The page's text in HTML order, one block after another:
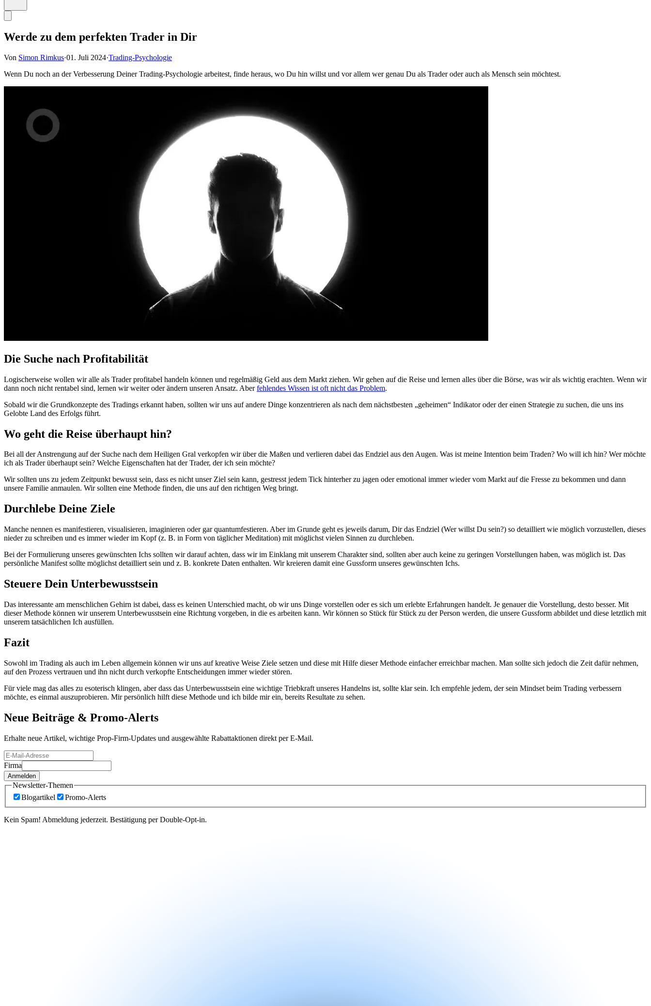
Werde zu dem perfekten Trader in Dir
Von Simon Rimkus·01. Juli 2024·Trading-Psychologie
Wenn Du noch an der Verbesserung Deiner Trading-Psychologie arbeitest, finde heraus, wo Du hin willst und vor allem wer genau Du als Trader oder auch als Mensch sein möchtest.
Die Suche nach Profitabilität
Logischerweise wollen wir alle als Trader profitabel handeln können und regelmäßig Geld aus dem Markt ziehen. Wir gehen auf die Reise und lernen alles über die Börse, was wir als wichtig erachten. Wenn wir
dann noch nicht rentabel sind, lernen wir weiter oder ändern unseren Ansatz. Aberfehlendes Wissen ist oft nicht das Problem.
Sobald wir die Grundkonzepte des Tradings erkannt haben, sollten wir uns auf andere Dinge konzentrieren als nach dem nächstbesten „geheimen“ Indikator oder der einen Strategie zu suchen, die uns ins
Gelobte Land des Erfolgs führt.
Wo geht die Reise überhaupt hin?
Bei all der Anstrengung auf der Suche nach dem Heiligen Gral verkopfen wir über die Maßen und verlieren dabei das Endziel aus den Augen. Was ist meine Intention beim Traden? Wo will ich hin? Wer möchte
ich als Trader überhaupt sein? Welche Eigenschaften hat der Trader, der ich sein möchte?
Wir sollten uns zu jedem Zeitpunkt bewusst sein, dass es nicht unser Ziel sein kann, gestresst jedem Tick hinterher zu jagen oder emotional immer wieder vom Markt auf die Fresse zu bekommen und dann
unsere Familie anmaulen. Wir sollten eine Methode finden, die uns auf den richtigen Weg bringt.
Durchlebe Deine Ziele
Manche nennen es manifestieren, visualisieren, imaginieren oder gar quantumfestieren. Aber im Grunde geht es jeweils darum, Dir das Endziel (Wer willst Du sein?) so detailliert wie möglich vorzustellen, dieses
nieder zu schreiben und es immer wieder im Kopf (z. B. in Form von täglicher Meditation) mit möglichst vielen Sinnen zu durchleben.
Bei der Formulierung unseres gewünschten Ichs sollten wir darauf achten, dass wir im Einklang mit unserem Charakter sind, sollten aber auch keine zu geringen Vorstellungen haben, was möglich ist. Das
persönliche Manifest sollte möglichst detailliert sein und z. B. konkrete Daten enthalten. Wir kreieren damit eine Gussform unseres gewünschten Ichs.
Steuere Dein Unterbewusstsein
Das interessante am menschlichen Gehirn ist dabei, dass es keinen Unterschied macht, ob wir uns Dinge vorstellen oder es sich um erlebte Erfahrungen handelt. Je genauer die Vorstellung, desto besser. Mit
dieser Methode können wir unserem Unterbewusstsein eine Richtung vorgeben, in die es arbeiten kann. Wir können so Stück für Stück zu der Person werden, die unsere Gussform abbildet und diese letztlich mit
unserem tatsächlichen Ich ausfüllen.
Fazit
Sowohl im Trading als auch im Leben allgemein können wir uns auf kreative Weise Ziele setzen und diese mit Hilfe dieser Methode einfacher erreichbar machen. Man sollte sich jedoch die Zeit dafür nehmen,
auf den Prozess vertrauen und ihn nicht durch verkopfte Entscheidungen immer wieder stören.
Für viele mag das alles zu esoterisch klingen, aber dass das Unterbewusstsein eine wichtige Triebkraft unseres Handelns ist, sollte klar sein. Ich empfehle jedem, der sein Mindset beim Trading verbessern
möchte, es einmal auszuprobieren. Mir persönlich hilft diese Methode und ich bilde mir ein, bereits Resultate zu sehen.
Neue Beiträge & Promo-Alerts
Erhalte neue Artikel, wichtige Prop-Firm-Updates und ausgewählte Rabattaktionen direkt per E-Mail.
Firma
Anmelden
Newsletter-Themen
Blogartikel
Promo-Alerts
Kein Spam! Abmeldung jederzeit. Bestätigung per Double-Opt-in.